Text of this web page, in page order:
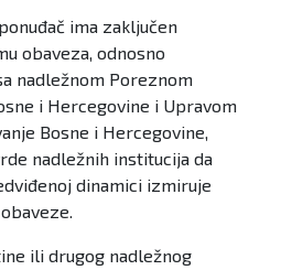
ima zaključen
obaveza, odnosno
nadležnom Poreznom
i Hercegovine i Upravom
Bosne i Hercegovine,
nadležnih institucija da
dinamici izmiruje
ili drugog nadležnog